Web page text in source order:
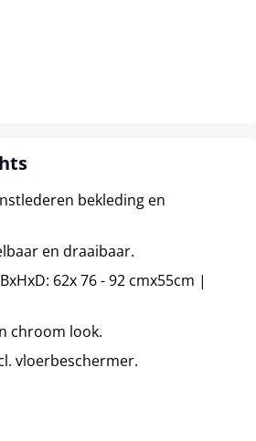
bekleding en
en draaibaar.
62x 76 - 92 cmx55cm |
chroom look.
vloerbeschermer.